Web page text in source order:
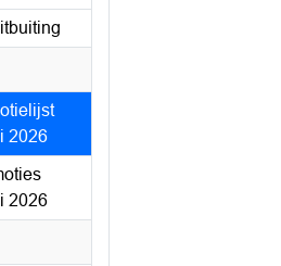
2026
2026